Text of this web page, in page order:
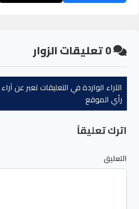
0تعليقات الزوار
الآراء الواردة في التعليقات تعبر عن
رأي الموقع
اترك تعليقاً
التعليق